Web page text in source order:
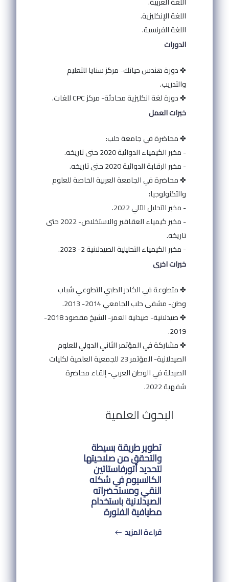
اللغة الإنكليزية.
اللغة الفرنسية.
الدورات
✤ دورة هندس حياتك- مركز سنايا للتعليم
والتدريب.
✤ دورة لغة انكليزية محادثة- مركز CPC للغات.
خبرات العمل
✤ محاضرة في جامعة حلب:
- مخبر الكيمياء الدوائية 2020 حتى تاريخه.
- مخبر الرقابة الدوائية 2020 حتى تاريخه.
✤ محاضرة في الجامعة العربية الخاصة للعلوم
والتكنولوجيا:
- مخبر التحليل الآلي 2022.
- مخبر كيمياء العقاقير والاستخلاص- 2022 حتى
تاريخه.
- مخبر الكيمياء التحليلية الصيدلانية 2- 2023.
خبرات اخرى
✤ متطوعة في الكادر الطبي التطوعي شباب
وطن- مشفى حلب الجامعي 2014- 2013.
✤ صيدلانية- صيدلية العمر- الشيخ مقصود 2018-
2019.
✤ مشاركة في المؤتمر الثاني الدولي للعلوم
الصيدلانية- المؤتمر 23 للجمعية العلمية لكليات
الصيدلة في الوطن العربي- إلقاء محاضرة
شفهية 2022.
البحوث العلمية
تطوير طريقة بسيطة
والتحقق من صلاحيتها
لتحديد أتورفاستاتين
الكالسيوم في شكله
النقي ومستحضراته
الصيدلانية باستخدام
مطيافية الفلورة
قراءة المزيد